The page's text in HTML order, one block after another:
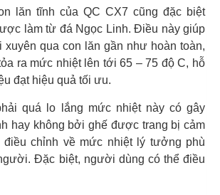
lăn tĩnh của QC CX7 cũng đặc biệt
làm từ đá Ngọc Linh. Điều này giúp
xuyên qua con lăn gần như hoàn toàn,
ra mức nhiệt lên tới 65 – 75 độ C, hỗ
đạt hiệu quả tối ưu.
quá lo lắng mức nhiệt này có gây
hay không bởi ghế được trang bị cảm
điều chỉnh về mức nhiệt lý tưởng phù
Đặc biệt, người dùng có thể điều